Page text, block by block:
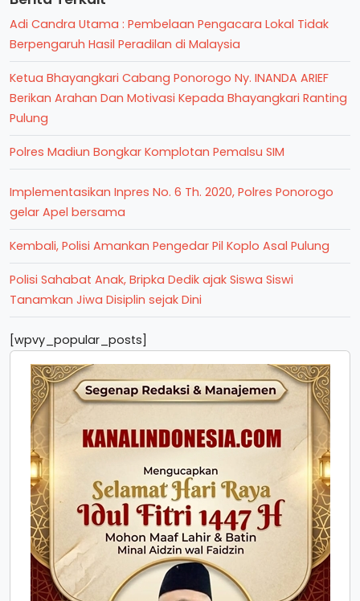
Adi Candra Utama : Pembelaan Pengacara Lokal Tidak
Berpengaruh Hasil Peradilan di Malaysia
Ketua Bhayangkari Cabang Ponorogo Ny. INANDA ARIEF
Berikan Arahan Dan Motivasi Kepada Bhayangkari Ranting
Pulung
Polres Madiun Bongkar Komplotan Pemalsu SIM
Implementasikan Inpres No. 6 Th. 2020, Polres Ponorogo
gelar Apel bersama
Kembali, Polisi Amankan Pengedar Pil Koplo Asal Pulung
Polisi Sahabat Anak, Bripka Dedik ajak Siswa Siswi
Tanamkan Jiwa Disiplin sejak Dini
[wpvy_popular_posts]